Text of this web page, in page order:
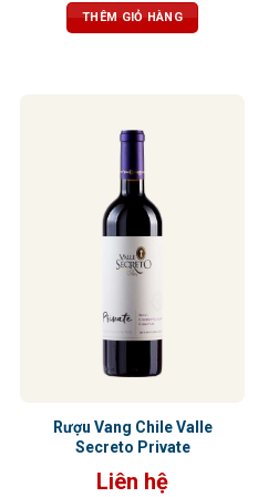
THÊM GIỎ HÀNG
Rượu Vang Chile Valle
Secreto Private
Liên hệ